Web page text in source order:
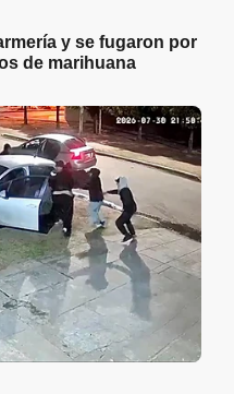
y se fugaron por
de marihuana